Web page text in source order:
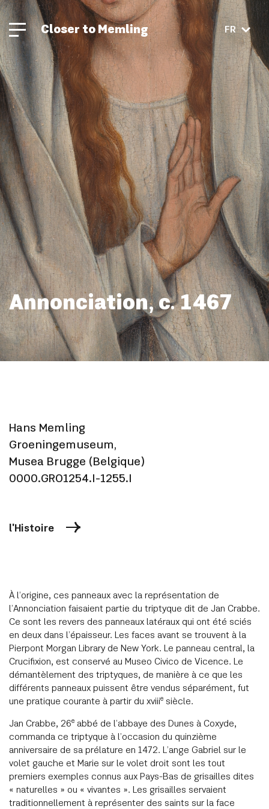
Closer to Memling FR
Annonciation, c. 1467
Hans Memling
Groeningemuseum,
Musea Brugge (Belgique)
0000.GRO1254.I-1255.I
l'Histoire
À l’origine, ces panneaux avec la représentation de
l’Annonciation faisaient partie du triptyque dit de Jan Crabbe.
Ce sont les revers des panneaux latéraux qui ont été sciés
en deux dans l’épaisseur. Les faces avant se trouvent à la
Pierpont Morgan Library de New York. Le panneau central, la
Crucifixion, est conservé au Museo Civico de Vicence. Le
démantèlement des triptyques, de manière à ce que les
différents panneaux puissent être vendus séparément, fut
une pratique courante à partir du xviiie siècle.
Jan Crabbe, 26e abbé de l’abbaye des Dunes à Coxyde,
commanda ce triptyque à l’occasion du quinzième
anniversaire de sa prélature en 1472. L’ange Gabriel sur le
volet gauche et Marie sur le volet droit sont les tout
premiers exemples connus aux Pays-Bas de grisailles dites
« naturelles » ou « vivantes ». Les grisailles servaient
traditionnellement à représenter des saints sur la face